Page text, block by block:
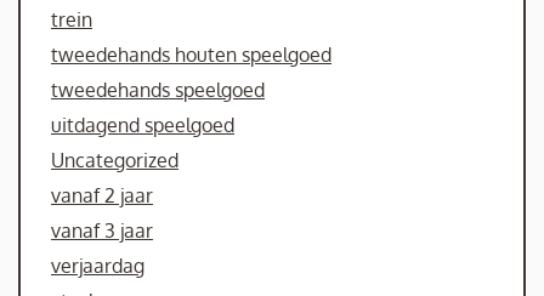
trein
tweedehands houten speelgoed
tweedehands speelgoed
uitdagend speelgoed
Uncategorized
vanaf 2 jaar
vanaf 3 jaar
verjaardag